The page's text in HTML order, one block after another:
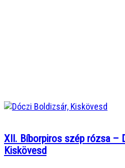
XII. Bíborpiros szép rózsa –
Kiskövesd